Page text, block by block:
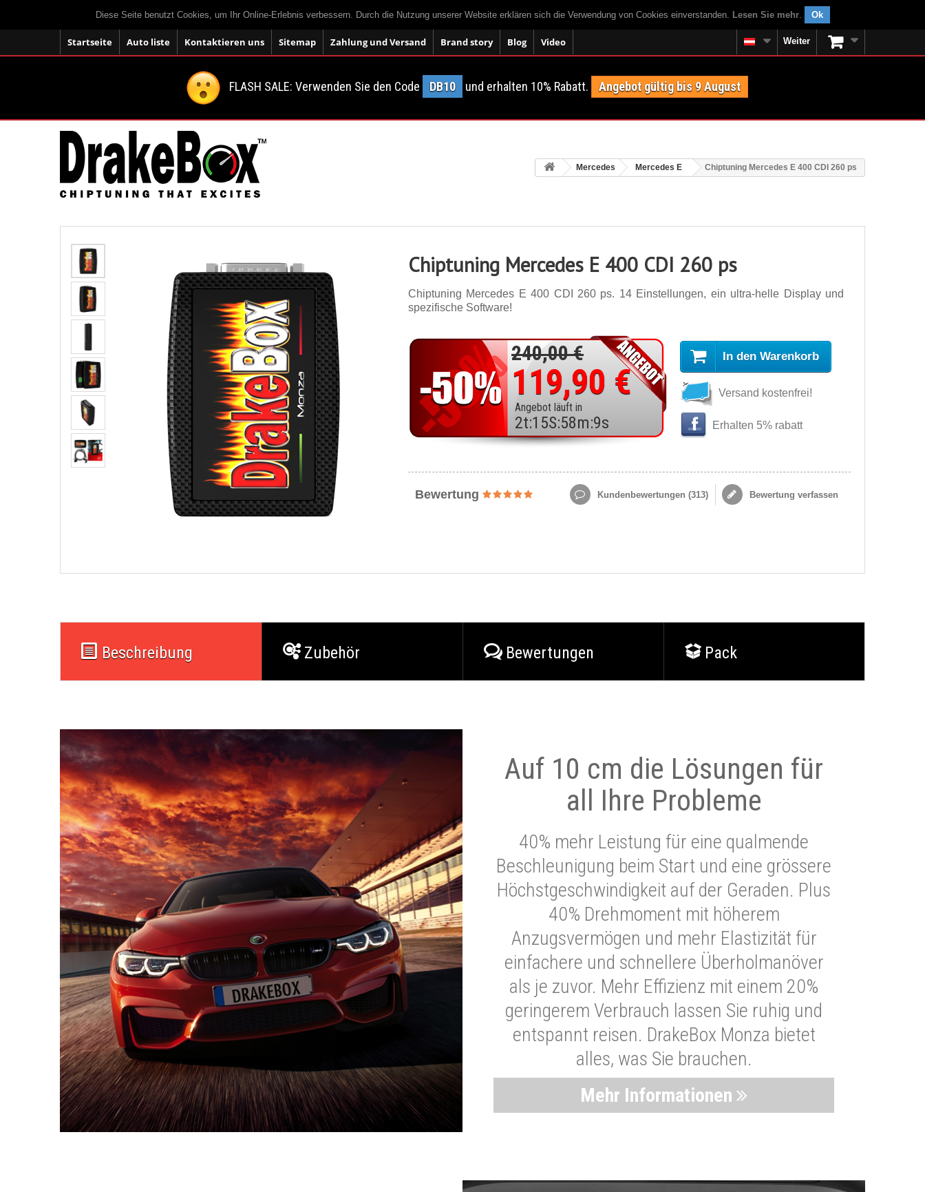
Diese Seite benutzt Cookies, um Ihr Online-Erlebnis verbessern. Durch die Nutzung unserer Website erklären sich die Verwendung von Cookies einverstanden. Lesen Sie mehr. Ok
Startseite Auto liste Kontaktieren uns Sitemap Zahlung und Versand Brand story Blog Video Weiter
FLASH SALE: Verwenden Sie den Code DB10 und erhalten 10% Rabatt. Angebot gültig bis 9 August
Mercedes Mercedes E Chiptuning Mercedes E 400 CDI 260 ps
Chiptuning Mercedes E 400 CDI 260 ps
Chiptuning Mercedes E 400 CDI 260 ps. 14 Einstellungen, ein ultra-helle Display und
spezifische Software!
240,00 €
119,90 €
Angebot läuft in
2t:15S:58m:7s
In den Warenkorb
Versand kostenfrei!
Erhalten 5% rabatt
Bewertung Kundenbewertungen (313) Bewertung verfassen
Beschreibung Zubehör Bewertungen Pack
Auf 10 cm die Lösungen für
all Ihre Probleme
40% mehr Leistung für eine qualmende
Beschleunigung beim Start und eine grössere
Höchstgeschwindigkeit auf der Geraden. Plus
40% Drehmoment mit höherem
Anzugsvermögen und mehr Elastizität für
einfachere und schnellere Überholmanöver
als je zuvor. Mehr Effizienz mit einem 20%
geringerem Verbrauch lassen Sie ruhig und
entspannt reisen. DrakeBox Monza bietet
alles, was Sie brauchen.
Mehr Informationen